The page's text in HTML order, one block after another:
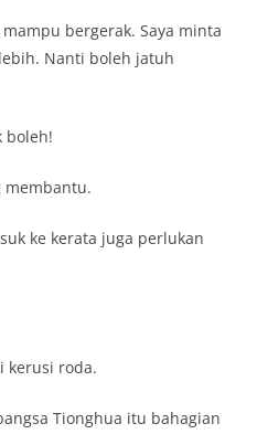
bergerak. Saya minta
Nanti boleh jatuh
boleh!
membantu.
ke kerata juga perlukan
kerusi roda.
Tionghua itu bahagian